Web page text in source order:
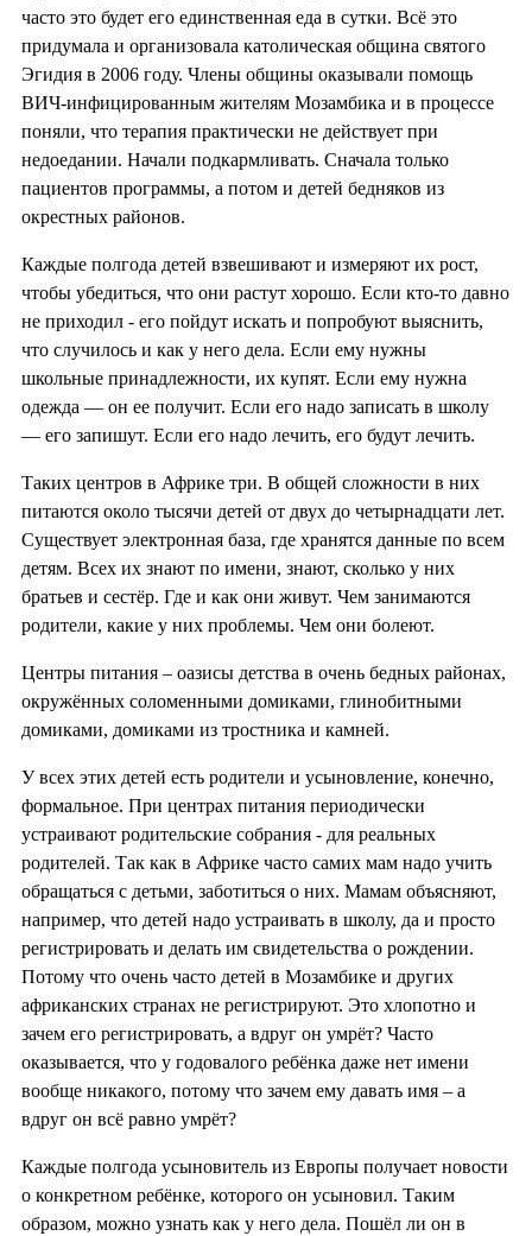
часто это будет его единственная еда в сутки. Всё это
придумала и организовала католическая община святого
Эгидия в 2006 году. Члены общины оказывали помощь
ВИЧ-инфицированным жителям Мозамбика и в процессе
поняли, что терапия практически не действует при
недоедании. Начали подкармливать. Сначала только
пациентов программы, а потом и детей бедняков из
окрестных районов.
Каждые полгода детей взвешивают и измеряют их рост,
чтобы убедиться, что они растут хорошо. Если кто-то давно
не приходил - его пойдут искать и попробуют выяснить,
что случилось и как у него дела. Если ему нужны
школьные принадлежности, их купят. Если ему нужна
одежда — он ее получит. Если его надо записать в школу
— его запишут. Если его надо лечить, его будут лечить.
Таких центров в Африке три. В общей сложности в них
питаются около тысячи детей от двух до четырнадцати лет.
Существует электронная база, где хранятся данные по всем
детям. Всех их знают по имени, знают, сколько у них
братьев и сестёр. Где и как они живут. Чем занимаются
родители, какие у них проблемы. Чем они болеют.
Центры питания – оазисы детства в очень бедных районах,
окружённых соломенными домиками, глинобитными
домиками, домиками из тростника и камней.
У всех этих детей есть родители и усыновление, конечно,
формальное. При центрах питания периодически
устраивают родительские собрания - для реальных
родителей. Так как в Африке часто самих мам надо учить
обращаться с детьми, заботиться о них. Мамам объясняют,
например, что детей надо устраивать в школу, да и просто
регистрировать и делать им свидетельства о рождении.
Потому что очень часто детей в Мозамбике и других
африканских странах не регистрируют. Это хлопотно и
зачем его регистрировать, а вдруг он умрёт? Часто
оказывается, что у годовалого ребёнка даже нет имени
вообще никакого, потому что зачем ему давать имя – а
вдруг он всё равно умрёт?
Каждые полгода усыновитель из Европы получает новости
о конкретном ребёнке, которого он усыновил. Таким
образом, можно узнать как у него дела. Пошёл ли он в